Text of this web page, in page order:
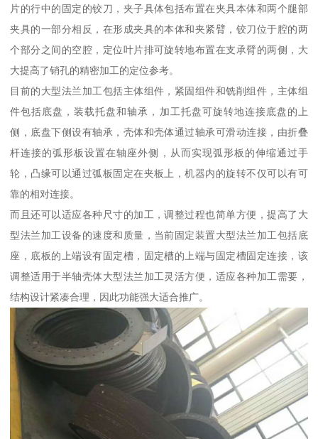
片的行中的固定的铰刀，夹子具体包括布置在夹具本体和两个腿部
夹具的一部分相反，在形成夹具的本体和夹紧臂，铰刀位于腔的两
个部分之间的空腔，定位叶片排可旋转地布置在支承臂的两侧，大
大提高了销孔的精密加工的定位参考。
目前的大型法兰加工包括主体组件，紧固组件和铣削组件，主体组
件包括底盘，装载托盘和轴承，加工托盘可旋转地连接底盘的上
侧，底盘下侧设有轴承，壳体和壳体通过轴承可滑动连接，由折叠
杆连接的弧形板设置在轴座外侧，从而实现弧形板的伸缩通过手
轮，凸缘可以通过弧板固定在夹板上，机器内的旋转不仅可以有可
靠的相对连接。
而且还可以适应各种尺寸的加工，调整过程也简单方便，提高了大
型法兰加工设备的速度和质量，当前固定装置大型法兰加工包括底
座，底板的上端设有固定槽，固定槽的上端与固定槽固定连接，该
调整适用于半轴壳体大型法兰加工灵活方便，适应各种加工需要，
结构设计紧凑合理，因此功能强大适合推广。